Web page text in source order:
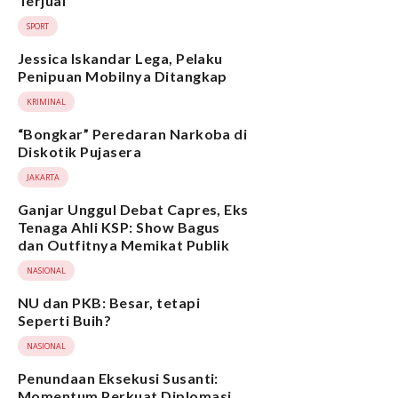
SPORT
Jessica Iskandar Lega, Pelaku
Penipuan Mobilnya Ditangkap
KRIMINAL
“Bongkar” Peredaran Narkoba di
Diskotik Pujasera
JAKARTA
Ganjar Unggul Debat Capres, Eks
Tenaga Ahli KSP: Show Bagus
dan Outfitnya Memikat Publik
NASIONAL
NU dan PKB: Besar, tetapi
Seperti Buih?
NASIONAL
Penundaan Eksekusi Susanti: